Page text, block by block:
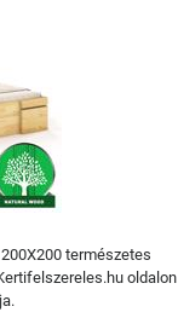
természetes
oldalon